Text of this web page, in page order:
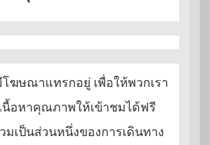
โฆษณาแทรกอยู่ เพื่อให้พวกเรา
นื้อหาคุณภาพให้เข้าชมได้ฟรี
เป็นส่วนหนึ่งของการเดินทาง